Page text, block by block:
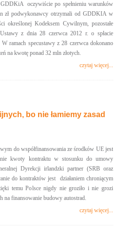
oczywiście po spełnieniu warunków
zł podwykonawcy otrzymali od GDDKIA w
określonej Kodeksem Cywilnym, pozostałe
z dnia 28 czerwca 2012 r. o spłacie
ramach specustawy z 28 czerwca dokonano
na kwotę ponad 32 mln złotych.
czytaj więcej...
bo nie łamiemy zasad
do współfinansowania ze środków UE jest
kwoty kontraktu w stosunku do umowy
Dyrekcji irlandzki partner (SRB oraz
do kontraktów jest działaniem chroniącym
temu Polsce nigdy nie groziło i nie grozi
na finansowanie budowy autostrad.
czytaj więcej...